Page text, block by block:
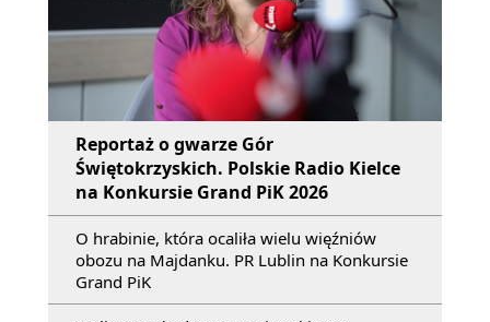
Reportaż o gwarze Gór
Świętokrzyskich. Polskie Radio Kielce
na Konkursie Grand PiK 2026
O hrabinie, która ocaliła wielu więźniów
obozu na Majdanku. PR Lublin na Konkursie
Grand PiK